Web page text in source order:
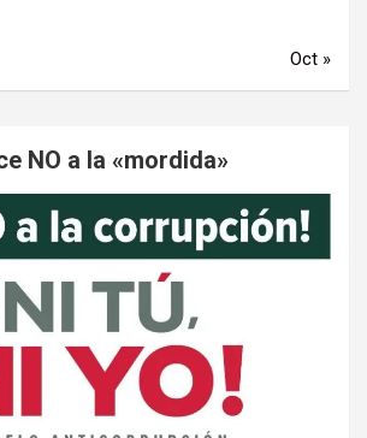
Oct »
NO a la «mordida»